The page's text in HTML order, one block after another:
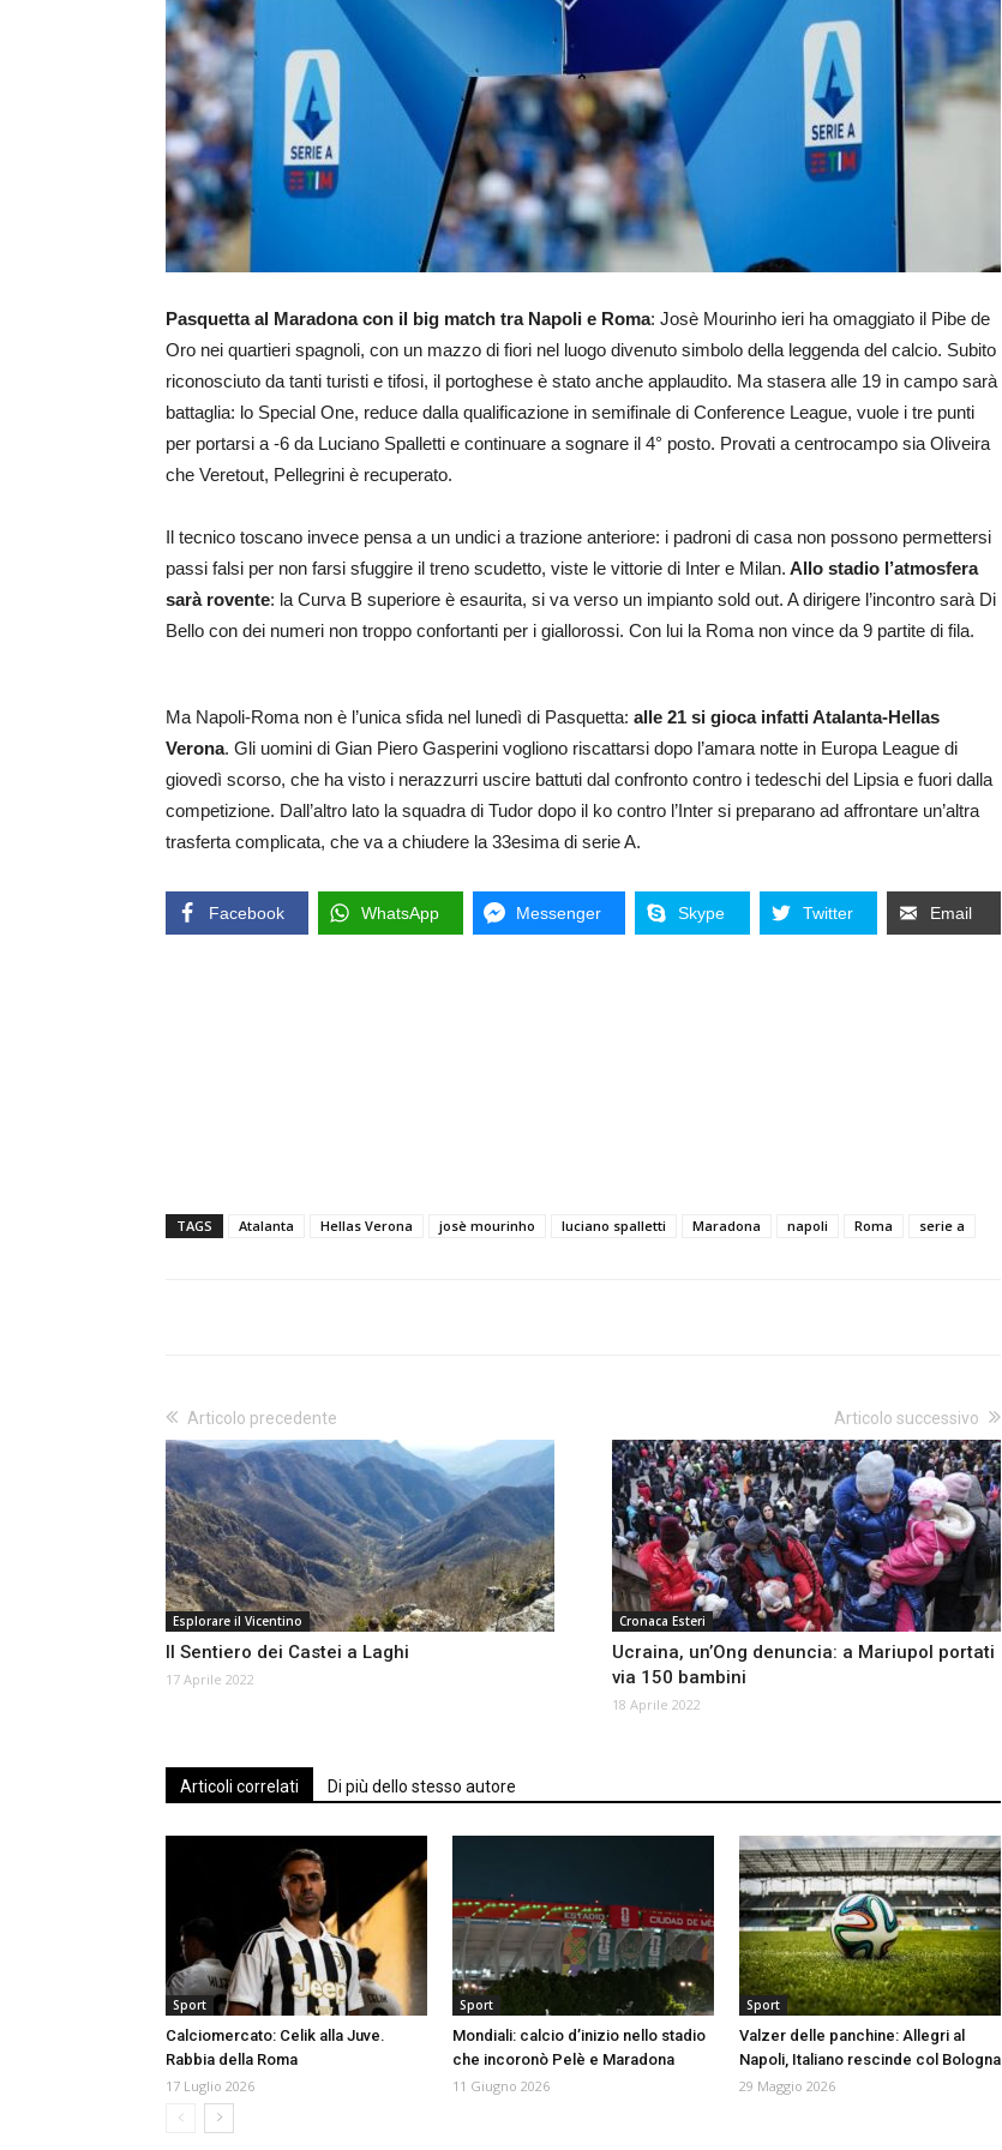
Pasquetta al Maradona con il big match tra Napoli e Roma: Josè Mourinho ieri ha omaggiato il Pibe de
Oro nei quartieri spagnoli, con un mazzo di fiori nel luogo divenuto simbolo della leggenda del calcio. Subito
riconosciuto da tanti turisti e tifosi, il portoghese è stato anche applaudito. Ma stasera alle 19 in campo sarà
battaglia: lo Special One, reduce dalla qualificazione in semifinale di Conference League, vuole i tre punti
per portarsi a -6 da Luciano Spalletti e continuare a sognare il 4° posto. Provati a centrocampo sia Oliveira
che Veretout, Pellegrini è recuperato.
Il tecnico toscano invece pensa a un undici a trazione anteriore: i padroni di casa non possono permettersi
passi falsi per non farsi sfuggire il treno scudetto, viste le vittorie di Inter e Milan. Allo stadio l’atmosfera
sarà rovente: la Curva B superiore è esaurita, si va verso un impianto sold out. A dirigere l’incontro sarà Di
Bello con dei numeri non troppo confortanti per i giallorossi. Con lui la Roma non vince da 9 partite di fila.
Ma Napoli-Roma non è l’unica sfida nel lunedì di Pasquetta: alle 21 si gioca infatti Atalanta-Hellas
Verona. Gli uomini di Gian Piero Gasperini vogliono riscattarsi dopo l’amara notte in Europa League di
giovedì scorso, che ha visto i nerazzurri uscire battuti dal confronto contro i tedeschi del Lipsia e fuori dalla
competizione. Dall’altro lato la squadra di Tudor dopo il ko contro l’Inter si preparano ad affrontare un’altra
trasferta complicata, che va a chiudere la 33esima di serie A.
Facebook WhatsApp Messenger Skype Twitter Email
TAGS Atalanta Hellas Verona josè mourinho luciano spalletti Maradona napoli Roma serie a
Articolo precedente
Esplorare il Vicentino
Il Sentiero dei Castei a Laghi
17 Aprile 2022
Articolo successivo
Cronaca Esteri
Ucraina, un’Ong denuncia: a Mariupol portati
via 150 bambini
18 Aprile 2022
Articoli correlati Di più dello stesso autore
Sport
Calciomercato: Celik alla Juve.
Rabbia della Roma
17 Luglio 2026
Sport
Mondiali: calcio d’inizio nello stadio
che incoronò Pelè e Maradona
11 Giugno 2026
Sport
Valzer delle panchine: Allegri al
Napoli, Italiano rescinde col Bologna
29 Maggio 2026